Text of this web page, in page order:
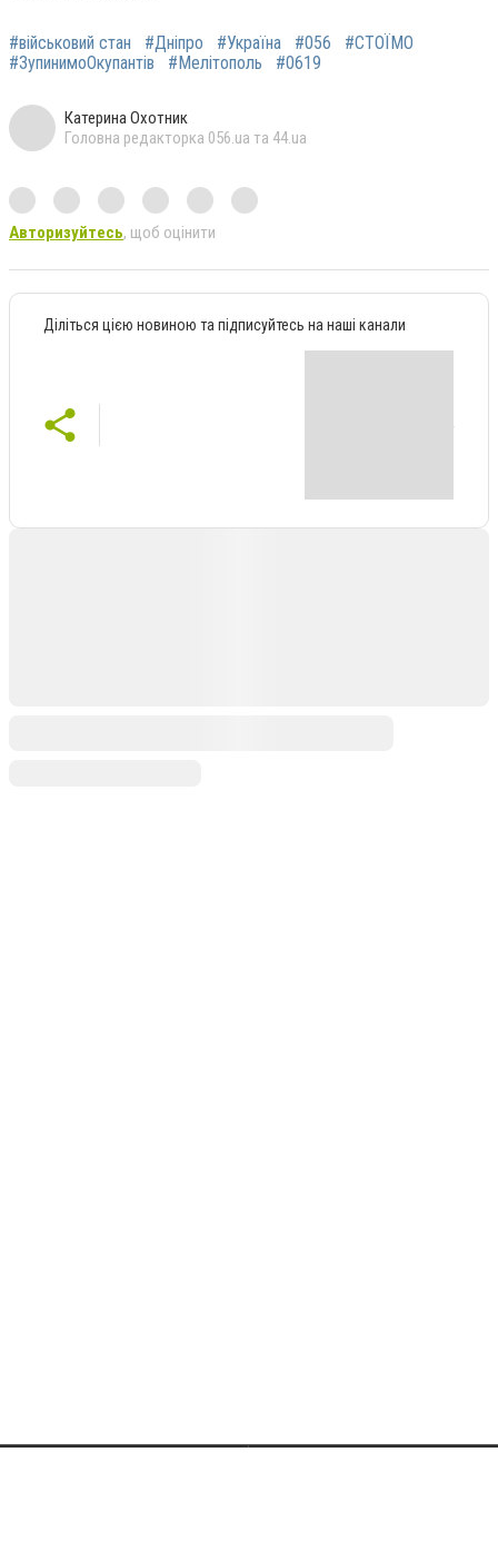
#військовий стан #Дніпро #Україна #056
#СТОЇМО
#ЗупинимоОкупантів
#Мелітополь #0619
Катерина Охотник
Головна редакторка 056.ua та 44.ua
Авторизуйтесь, щоб оцінити
Діліться цією новиною та підписуйтесь на наші канали